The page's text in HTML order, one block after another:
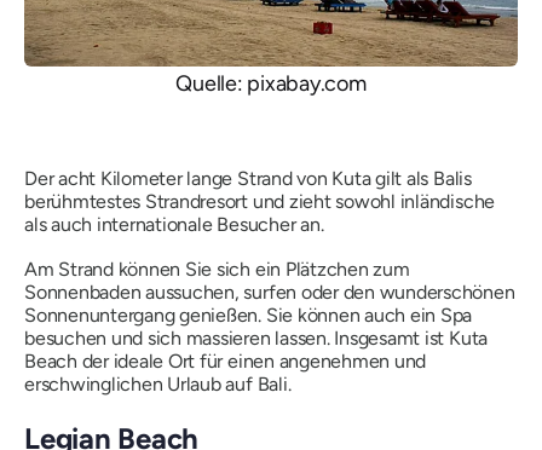
Quelle: pixabay.com
Der acht Kilometer lange Strand von Kuta gilt als Balis
berühmtestes Strandresort und zieht sowohl inländische
als auch internationale Besucher an.
Am Strand können Sie sich ein Plätzchen zum
Sonnenbaden aussuchen, surfen oder den wunderschönen
Sonnenuntergang genießen. Sie können auch ein Spa
besuchen und sich massieren lassen. Insgesamt ist Kuta
Beach der ideale Ort für einen angenehmen und
erschwinglichen Urlaub auf Bali.
Legian Beach